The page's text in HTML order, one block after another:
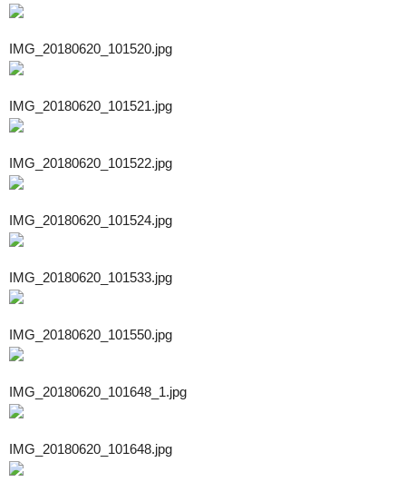
IMG_20180620_101520.jpg
IMG_20180620_101521.jpg
IMG_20180620_101522.jpg
IMG_20180620_101524.jpg
IMG_20180620_101533.jpg
IMG_20180620_101550.jpg
IMG_20180620_101648_1.jpg
IMG_20180620_101648.jpg